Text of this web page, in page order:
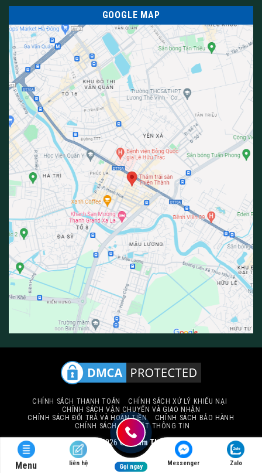
GOOGLE MAP
CHÍNH SÁCH THANH TOÁN
CHÍNH SÁCH XỬ LÝ KHIẾU NẠI
CHÍNH SÁCH VẬN CHUYỂN VÀ GIAO NHẬN
CHÍNH SÁCH ĐỔI TRẢ VÀ HOÀN TIỀN
CHÍNH SÁCH BẢO HÀNH
CHÍNH SÁCH BẢO MẬT THÔNG TIN
Copyright 2026 © Thảm Thiên Thành
Menu liên hệ Gọi ngay Messenger Zalo